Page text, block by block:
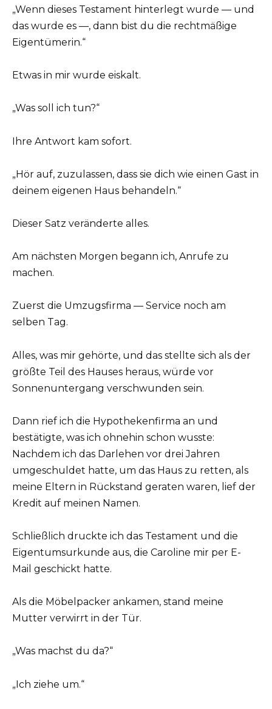
„Wenn dieses Testament hinterlegt wurde — und
das wurde es —, dann bist du die rechtmäßige
Eigentümerin.“
Etwas in mir wurde eiskalt.
„Was soll ich tun?“
Ihre Antwort kam sofort.
„Hör auf, zuzulassen, dass sie dich wie einen Gast in
deinem eigenen Haus behandeln.“
Dieser Satz veränderte alles.
Am nächsten Morgen begann ich, Anrufe zu
machen.
Zuerst die Umzugsfirma — Service noch am
selben Tag.
Alles, was mir gehörte, und das stellte sich als der
größte Teil des Hauses heraus, würde vor
Sonnenuntergang verschwunden sein.
Dann rief ich die Hypothekenfirma an und
bestätigte, was ich ohnehin schon wusste:
Nachdem ich das Darlehen vor drei Jahren
umgeschuldet hatte, um das Haus zu retten, als
meine Eltern in Rückstand geraten waren, lief der
Kredit auf meinen Namen.
Schließlich druckte ich das Testament und die
Eigentumsurkunde aus, die Caroline mir per E-
Mail geschickt hatte.
Als die Möbelpacker ankamen, stand meine
Mutter verwirrt in der Tür.
„Was machst du da?“
„Ich ziehe um.“